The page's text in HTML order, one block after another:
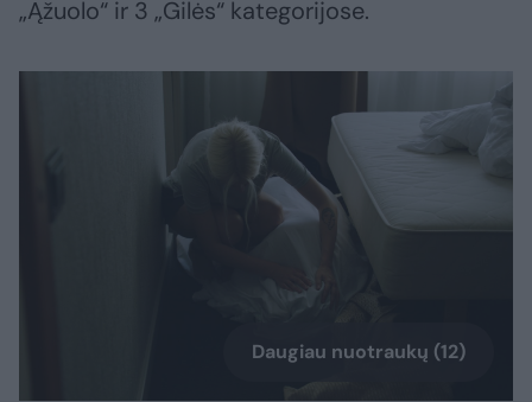
„Ąžuolo“ ir 3 „Gilės“ kategorijose.
Daugiau nuotraukų (12)